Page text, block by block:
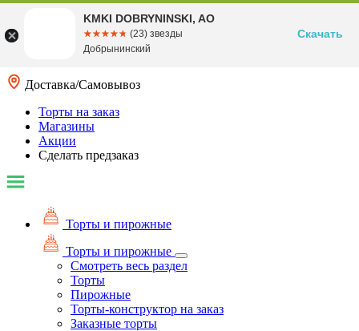
Доставка/Самовывоз
Торты на заказ
Магазины
Акции
Сделать предзаказ
Торты и пирожные
Торты и пирожные
Смотреть весь раздел
Торты
Пирожные
Торты-конструктор на заказ
Заказные торты
KMKI DOBRYNINSKI, AO
☆☆☆☆☆
★★★★★ (23) звезды
Добрынинский
Скачать